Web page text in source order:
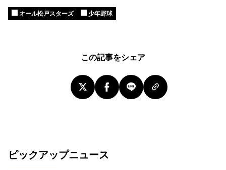
オール松戸スターズ 少年野球
この記事をシェア
ピックアップニュース